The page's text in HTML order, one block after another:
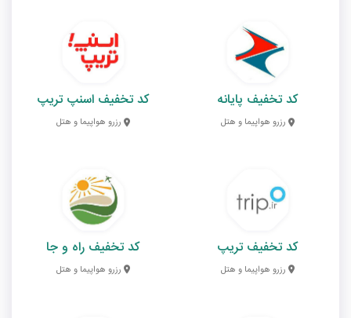
کد تخفیف پایانه
رزرو هواپیما و هتل
کد تخفیف اسنپ تریپ
رزرو هواپیما و هتل
کد تخفیف تریپ
رزرو هواپیما و هتل
کد تخفیف راه و جا
رزرو هواپیما و هتل